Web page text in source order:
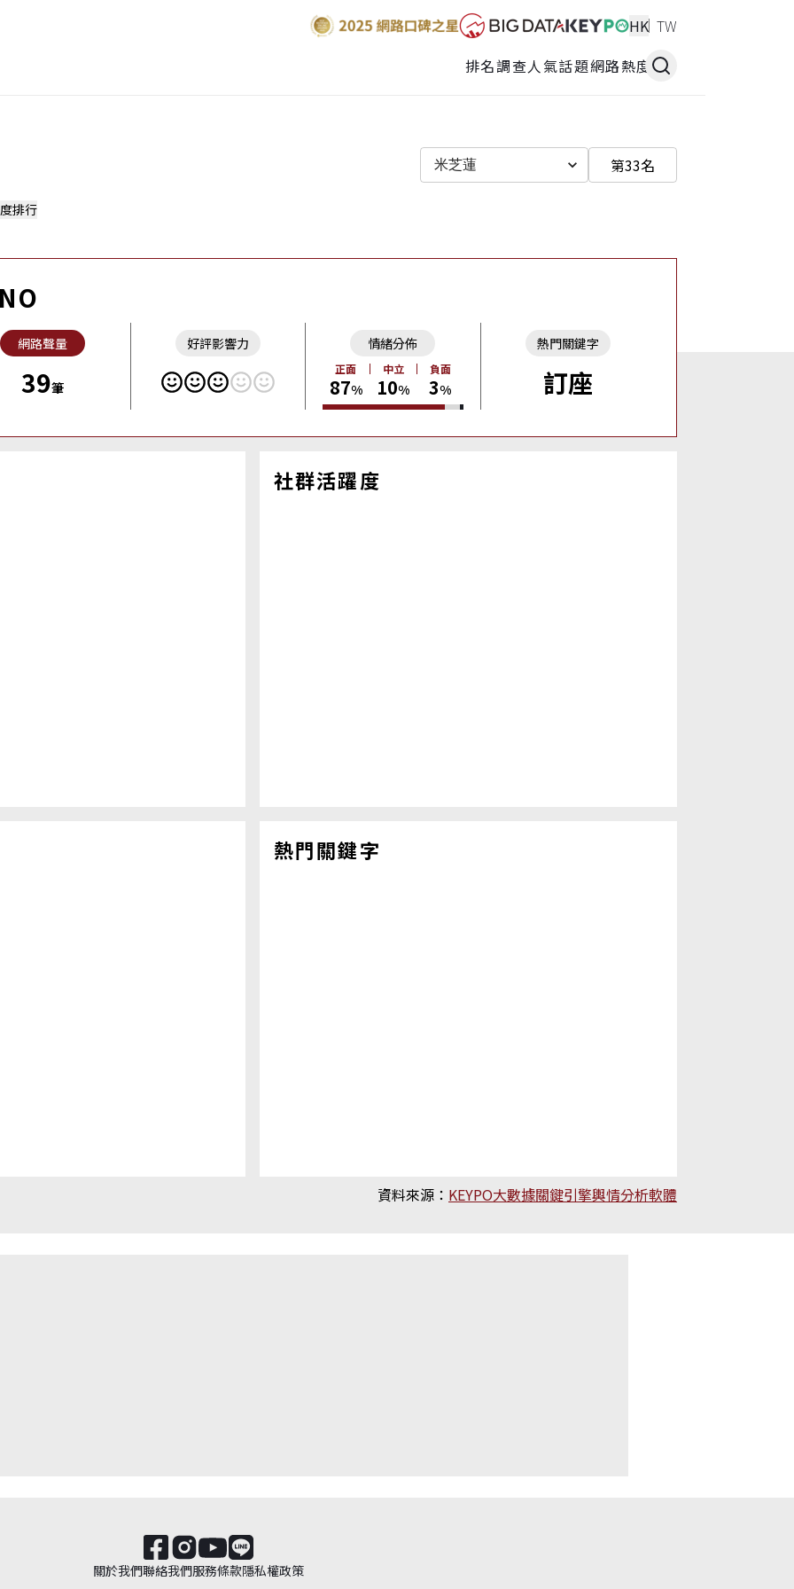
HK TW
排名調查人氣話題網路熱度
米芝蓮 第33名
排行
網路聲量
39筆
好評影響力 情緒分佈
正面
87%
中立
10%
負面
3%
熱門關鍵字
訂座
社群活躍度
熱門關鍵字
資料來源： KEYPO大數據關鍵引擎輿情分析軟體
關於我們聯絡我們服務條款隱私權政策